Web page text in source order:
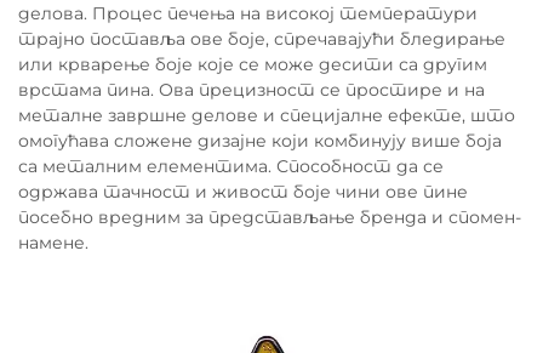
делова. Процес печења на високој температури
трајно поставља ове боје, спречавајући бледирање
или крварење боје које се може десити са другим
врстама пина. Ова прецизност се простире и на
металне завршне делове и специјалне ефекте, што
омогућава сложене дизајне који комбинују више боја
са металним елементима. Способност да се
одржава тачност и живост боје чини ове пине
посебно вредним за представљање бренда и спомен-
намене.